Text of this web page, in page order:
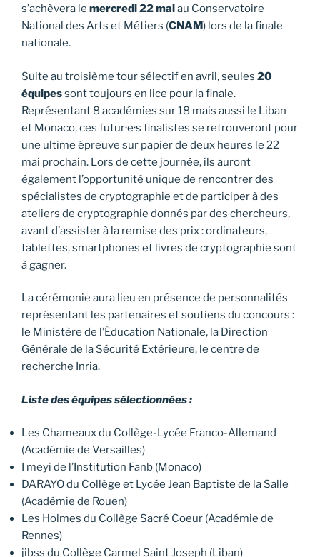
s’achèvera le mercredi 22 maiau Conservatoire
National des Arts et Métiers (CNAM) lors de la finale
nationale.
Suite au troisième tour sélectif en avril, seules 20
équipessont toujours en lice pour la finale.
Représentant 8 académies sur 18 mais aussi le Liban
et Monaco, ces futur·e·s finalistes se retrouveront pour
une ultime épreuve sur papier de deux heures le 22
mai prochain. Lors de cette journée, ils auront
également l’opportunité unique de rencontrer des
spécialistes de cryptographie et de participer à des
ateliers de cryptographie donnés par des chercheurs,
avant d’assister à la remise des prix : ordinateurs,
tablettes, smartphones et livres de cryptographie sont
à gagner.
La cérémonie aura lieu en présence de personnalités
représentant les partenaires et soutiens du concours :
le Ministère de l’Éducation Nationale, la Direction
Générale de la Sécurité Extérieure, le centre de
recherche Inria.
Liste des équipes sélectionnées :
Les Chameaux du Collège-Lycée Franco-Allemand
(Académie de Versailles)
I meyi de l’Institution Fanb (Monaco)
DARAYO du Collège et Lycée Jean Baptiste de la Salle
(Académie de Rouen)
Les Holmes du Collège Sacré Coeur (Académie de
Rennes)
jibss du Collège Carmel Saint Joseph (Liban)